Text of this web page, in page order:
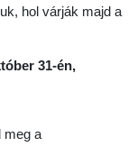
hol várják majd a
31-én,
meg a